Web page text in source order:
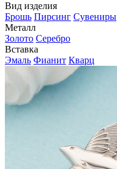
Вид изделия
Брошь Пирсинг Сувениры
Металл
Золото Серебро
Вставка
Эмаль Фианит Кварц